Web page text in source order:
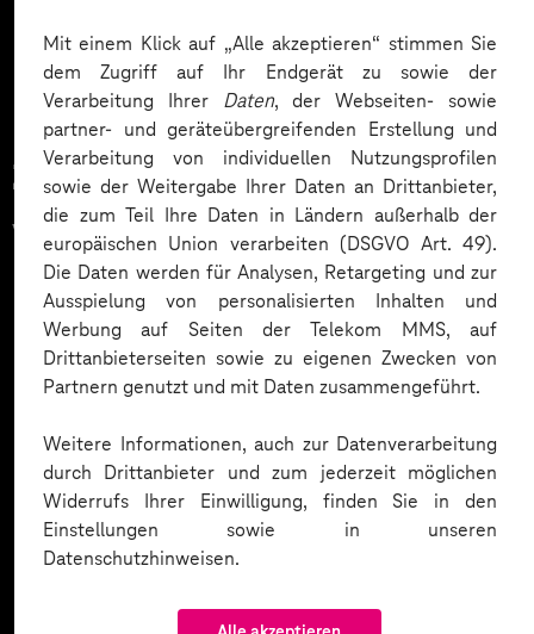
Mit einem Klick auf „Alle akzeptieren“ stimmen Sie
dem Zugriff auf Ihr Endgerät zu sowie der
Verarbeitung Ihrer Daten, der Webseiten- sowie
partner- und geräteübergreifenden Erstellung und
Verarbeitung von individuellen Nutzungsprofilen
sowie der Weitergabe Ihrer Daten an Drittanbieter,
die zum Teil Ihre Daten in Ländern außerhalb der
europäischen Union verarbeiten (DSGVO Art. 49).
Die Daten werden für Analysen, Retargeting und zur
Ausspielung von personalisierten Inhalten und
Werbung auf Seiten der Telekom MMS, auf
Drittanbieterseiten sowie zu eigenen Zwecken von
Partnern genutzt und mit Daten zusammengeführt.
Weitere Informationen, auch zur Datenverarbeitung
durch Drittanbieter und zum jederzeit möglichen
Widerrufs Ihrer Einwilligung, finden Sie in den
Einstellungen sowie in unseren
Datenschutzhinweisen.
Zahlreiche Unternehmen
vertrauen auf unsere
Expertise. Hier eine Auswahl: